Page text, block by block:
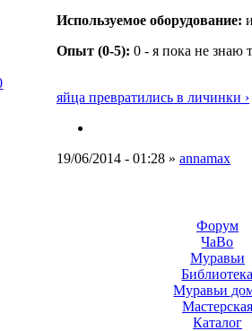
Используемое оборудование:
Опыт (0-5): 0 - я пока не знаю
яйца превратились в личинки ›
19/06/2014 - 01:28 » annamax
Форум
ЧаВо
Муравьи
Муравьи
Мастерская
Каталог